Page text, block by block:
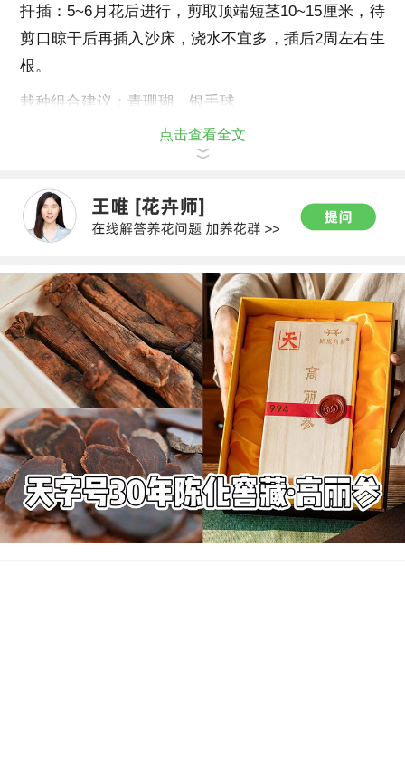
扦插：5~6 月花后进行，剪取顶端短茎10~15厘米，待
剪口晾干后再插入沙床，浇水不宜多，插后2周左右生
根。
栽种组合建议：青珊瑚、银手球
补充：不夜城淋雨后，叶片容易发黄腐烂。
点击查看全文